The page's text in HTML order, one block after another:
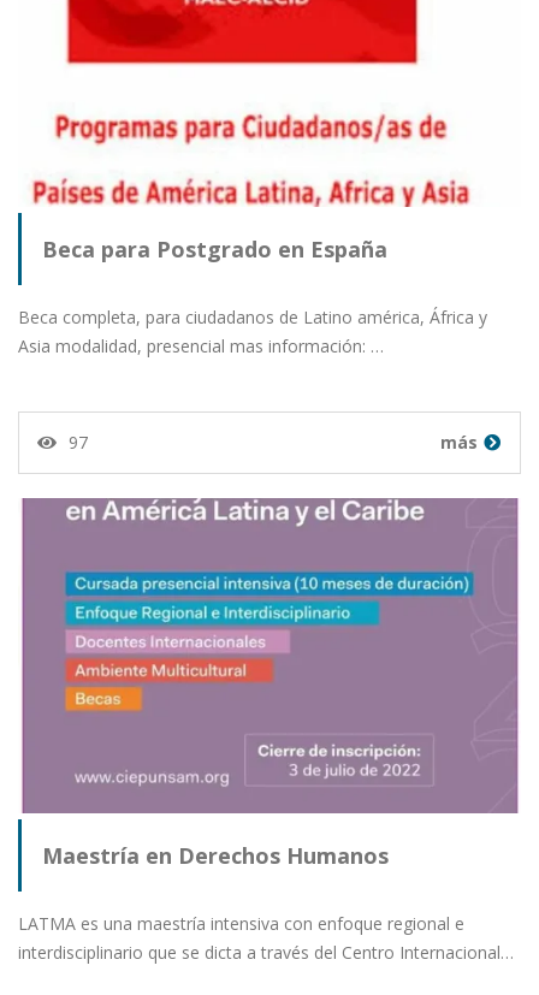
Beca para Postgrado en España
Beca completa, para ciudadanos de Latino américa, África y
Asia modalidad, presencial mas información: …
97 más
Maestría en Derechos Humanos
LATMA es una maestría intensiva con enfoque regional e
interdisciplinario que se dicta a través del Centro Internacional…